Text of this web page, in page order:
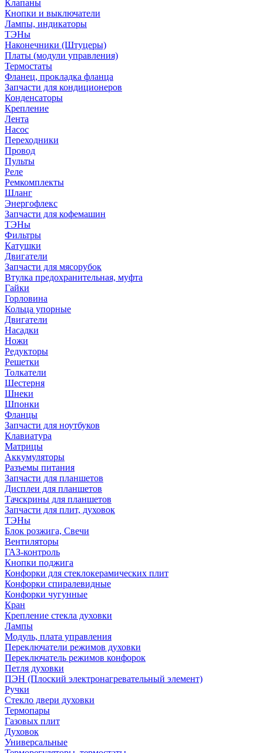
Клапаны
Кнопки и выключатели
Лампы, индикаторы
ТЭНы
Наконечники (Штуцеры)
Платы (модули управления)
Термостаты
Фланец, прокладка фланца
Запчасти для кондиционеров
Конденсаторы
Крепление
Лента
Насос
Переходники
Провод
Пульты
Реле
Ремкомплекты
Шланг
Энергофлекс
Запчасти для кофемашин
ТЭНы
Фильтры
Катушки
Двигатели
Запчасти для мясорубок
Втулка предохранительная, муфта
Гайки
Горловина
Кольца упорные
Двигатели
Насадки
Ножи
Редукторы
Решетки
Толкатели
Шестерня
Шнеки
Шпонки
Фланцы
Запчасти для ноутбуков
Клавиатура
Матрицы
Аккумуляторы
Разъемы питания
Запчасти для планшетов
Дисплеи для планшетов
Тачскрины для планшетов
Запчасти для плит, духовок
ТЭНы
Блок розжига, Свечи
Вентиляторы
ГАЗ-контроль
Кнопки поджига
Конфорки для стеклокерамических плит
Конфорки спиралевидные
Конфорки чугунные
Кран
Крепление стекла духовки
Лампы
Модуль, плата управления
Переключатели режимов духовки
Переключатель режимов конфорок
Петля духовки
ПЭН (Плоский электронагревательный элемент)
Ручки
Стекло двери духовки
Термопары
Газовых плит
Духовок
Универсальные